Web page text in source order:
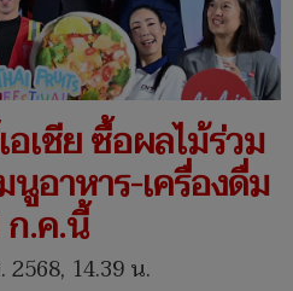
เชีย ซื้อผลไม้ร่วม
นูอาหาร-เครื่องดื่ม
ก.ค.นี้
14.39 น.